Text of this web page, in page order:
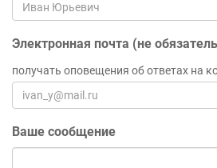
Электронная почта (не
получать оповещения об ответах на
Ваше сообщение